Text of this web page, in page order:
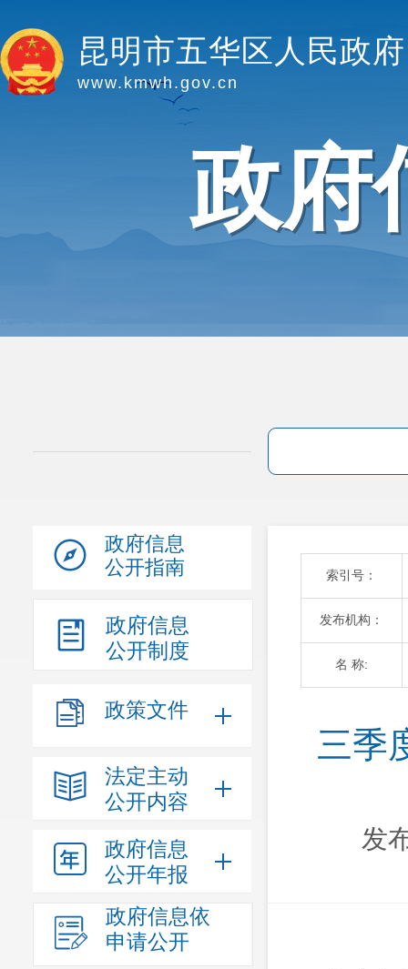
昆明市五华区人民政府
www.kmwh.gov.cn
政府
政府信息
公开指南
政府信息
公开制度
政策文件
法定主动
公开内容
政府信息
公开年报
政府信息依
申请公开
索引号：
发布机构：
名 称:
三季
发